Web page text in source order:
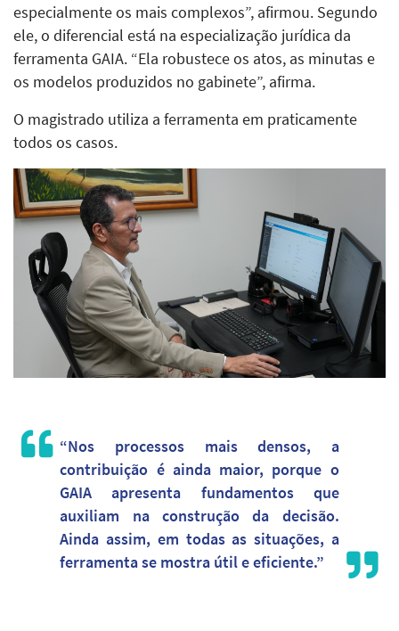
especialmente os mais complexos”, afirmou. Segundo
ele, o diferencial está na especialização jurídica da
ferramenta GAIA. “Ela robustece os atos, as minutas e
os modelos produzidos no gabinete”, afirma.
O magistrado utiliza a ferramenta em praticamente
todos os casos.
“Nos processos mais densos, a
contribuição é ainda maior, porque o
GAIA apresenta fundamentos que
auxiliam na construção da decisão.
Ainda assim, em todas as situações, a
ferramenta se mostra útil e eficiente.”